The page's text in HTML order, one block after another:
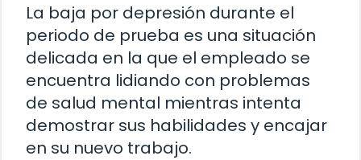
La baja por depresión durante el
periodo de prueba es una situación
delicada en la que el empleado se
encuentra lidiando con problemas
de salud mental mientras intenta
demostrar sus habilidades y encajar
en su nuevo trabajo.